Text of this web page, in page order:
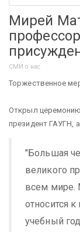
Мирей
СМИ о нас
Торжественное
Открыл
президент ГАУГН,
"Большая
великого
всем мире.
относится
учебный